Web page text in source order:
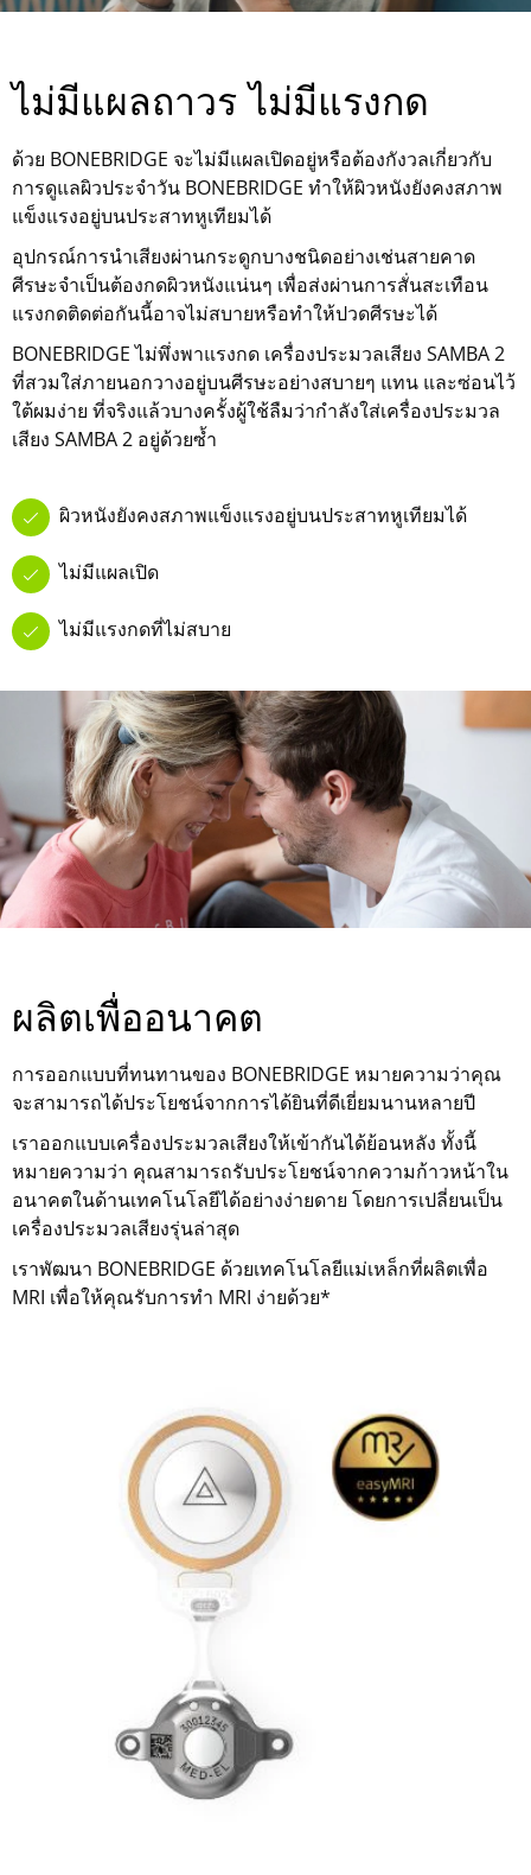
ไม่มีแผลถาวร ไม่มีแรงกด
ด้วย BONEBRIDGE จะไม่มีแผลเปิดอยู่หรือต้องกังวลเกี่ยวกับ
การดูแลผิวประจำวัน BONEBRIDGE ทำให้ผิวหนังยังคงสภาพ
แข็งแรงอยู่บนประสาทหูเทียมได้
อุปกรณ์การนำเสียงผ่านกระดูกบางชนิดอย่างเช่นสายคาด
ศีรษะจำเป็นต้องกดผิวหนังแน่นๆ เพื่อส่งผ่านการสั่นสะเทือน
แรงกดติดต่อกันนี้อาจไม่สบายหรือทำให้ปวดศีรษะได้
BONEBRIDGE ไม่พึ่งพาแรงกด เครื่องประมวลเสียง SAMBA 2
ที่สวมใส่ภายนอกวางอยู่บนศีรษะอย่างสบายๆ แทน และซ่อนไว้
ใต้ผมง่าย ที่จริงแล้วบางครั้งผู้ใช้ลืมว่ากำลังใส่เครื่องประมวล
เสียง SAMBA 2 อยู่ด้วยซ้ำ
ผิวหนังยังคงสภาพแข็งแรงอยู่บนประสาทหูเทียมได้
ไม่มีแผลเปิด
ไม่มีแรงกดที่ไม่สบาย
ผลิตเพื่ออนาคต
การออกแบบที่ทนทานของ BONEBRIDGE หมายความว่าคุณ
จะสามารถได้ประโยชน์จากการได้ยินที่ดีเยี่ยมนานหลายปี
เราออกแบบเครื่องประมวลเสียงให้เข้ากันได้ย้อนหลัง ทั้งนี้
หมายความว่า คุณสามารถรับประโยชน์จากความก้าวหน้าใน
อนาคตในด้านเทคโนโลยีได้อย่างง่ายดาย โดยการเปลี่ยนเป็น
เครื่องประมวลเสียงรุ่นล่าสุด
เราพัฒนา BONEBRIDGE ด้วยเทคโนโลยีแม่เหล็กที่ผลิตเพื่อ
MRI เพื่อให้คุณรับการทำ MRI ง่ายด้วย*